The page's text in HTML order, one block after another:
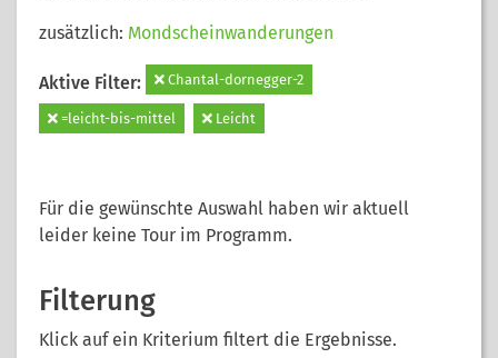
zusätzlich: Mondscheinwanderungen
Aktive Filter: Chantal-dornegger-2
=leicht-bis-mittel Leicht
Für die gewünschte Auswahl haben wir aktuell
leider keine Tour im Programm.
Filterung
Klick auf ein Kriterium filtert die Ergebnisse.